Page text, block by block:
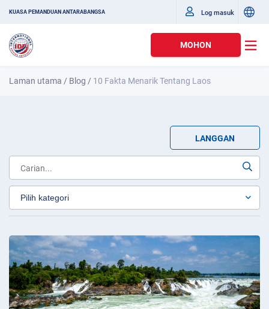
KUASA PEMANDUAN ANTARABANGSA Log masuk
MOHON
Laman utama / Blog / 10 Fakta Menarik Tentang Laos
LANGGAN